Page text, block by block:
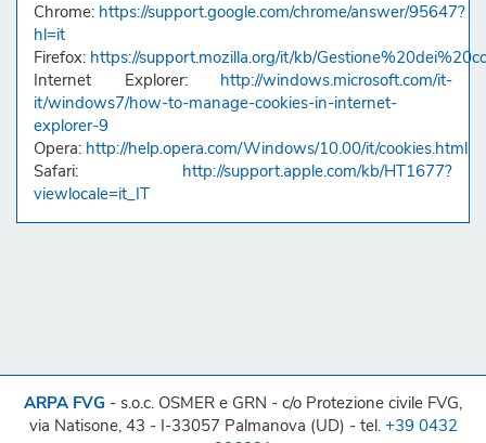
Chrome: https://support.google.com/chrome/answer/95647?
hl=it
Firefox: https://support.mozilla.org/it/kb/
Internet Explorer: http://windows.microsoft.com/it-
it/windows7/how-to-manage-cookies-in-internet-
explorer-9
Opera: http://help.opera.com/Windows/10.00/it/cookies.html
Safari: http://support.apple.com/kb/HT1677?
viewlocale=it_IT
ARPA FVG - s.o.c. OSMER e GRN - c/o Protezione civile FVG,
via Natisone, 43 - I-33057 Palmanova (UD) - tel. +39 0432